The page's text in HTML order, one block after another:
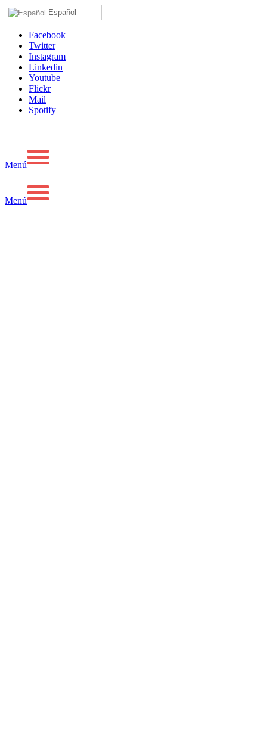
Español
Facebook
Twitter
Instagram
Linkedin
Youtube
Flickr
Mail
Spotify
Menú
Menú